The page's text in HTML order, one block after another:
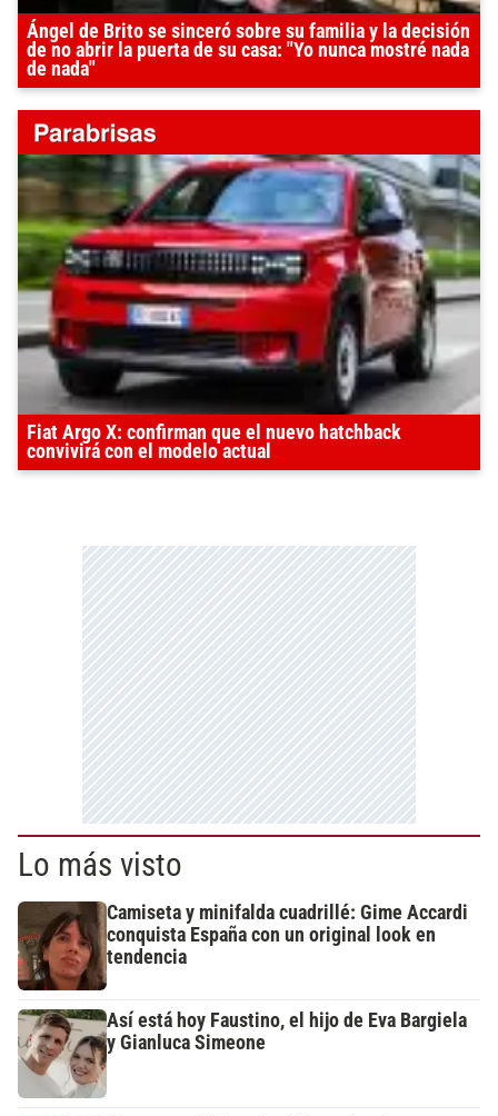
Ángel de Brito se sinceró sobre su familia y la decisión
de no abrir la puerta de su casa: "Yo nunca mostré nada
de nada"
Fiat Argo X: confirman que el nuevo hatchback
convivirá con el modelo actual
Lo más visto
Camiseta y minifalda cuadrillé: Gime Accardi
conquista España con un original look en
tendencia
Así está hoy Faustino, el hijo de Eva Bargiela
y Gianluca Simeone